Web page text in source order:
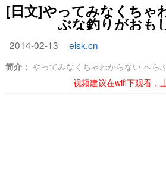
[日文]やってみなくちゃ
ぶな釣りがおも
2014-02-13 eisk.cn
简介： やってみなくちゃわからない へら
视频建议在wifi下观看，